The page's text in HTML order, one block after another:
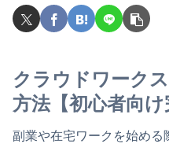
クラウドワーク
方法【初心者向け
副業や在宅ワークを始める